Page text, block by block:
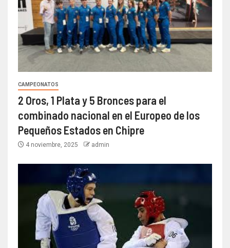
CAMPEONATOS
2 Oros, 1 Plata y 5 Bronces para el
combinado nacional en el Europeo de los
Pequeños Estados en Chipre
4 noviembre, 2025 admin